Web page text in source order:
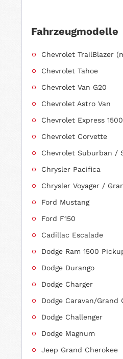
Fahrzeugmodelle
Chevrolet Tahoe
Chevrolet Van G20
Chevrolet Astro Van
Chevrolet Express 1500
Chevrolet Corvette
Chrysler Pacifica
Ford Mustang
Ford F150
Cadillac Escalade
Dodge Durango
Dodge Charger
Dodge Challenger
Dodge Magnum
Jeep Grand Cherokee